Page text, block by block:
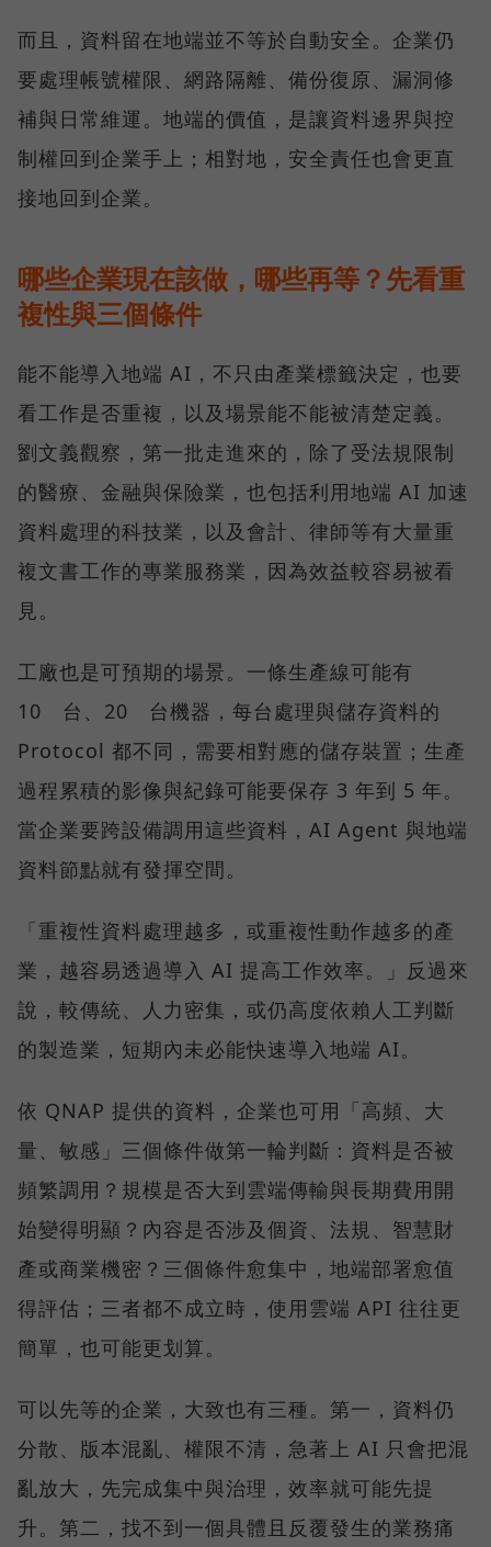
而且，資料留在地端並不等於自動安全。企業仍
要處理帳號權限、網路隔離、備份復原、漏洞修
補與日常維運。地端的價值，是讓資料邊界與控
制權回到企業手上；相對地，安全責任也會更直
接地回到企業。
哪些企業現在該做，哪些再等？先看重
複性與三個條件
能不能導入地端 AI，不只由產業標籤決定，也要
看工作是否重複，以及場景能不能被清楚定義。
劉文義觀察，第一批走進來的，除了受法規限制
的醫療、金融與保險業，也包括利用地端 AI 加速
資料處理的科技業，以及會計、律師等有大量重
複文書工作的專業服務業，因為效益較容易被看
見。
工廠也是可預期的場景。一條生產線可能有
10 台、20 台機器，每台處理與儲存資料的
Protocol 都不同，需要相對應的儲存裝置；生產
過程累積的影像與紀錄可能要保存 3 年到 5 年。
當企業要跨設備調用這些資料，AI Agent 與地端
資料節點就有發揮空間。
「重複性資料處理越多，或重複性動作越多的產
業，越容易透過導入 AI 提高工作效率。」反過來
說，較傳統、人力密集，或仍高度依賴人工判斷
的製造業，短期內未必能快速導入地端 AI。
依 QNAP 提供的資料，企業也可用「高頻、大
量、敏感」三個條件做第一輪判斷：資料是否被
頻繁調用？規模是否大到雲端傳輸與長期費用開
始變得明顯？內容是否涉及個資、法規、智慧財
產或商業機密？三個條件愈集中，地端部署愈值
得評估；三者都不成立時，使用雲端 API 往往更
簡單，也可能更划算。
可以先等的企業，大致也有三種。第一，資料仍
分散、版本混亂、權限不清，急著上 AI 只會把混
亂放大，先完成集中與治理，效率就可能先提
升。第二，找不到一個具體且反覆發生的業務痛